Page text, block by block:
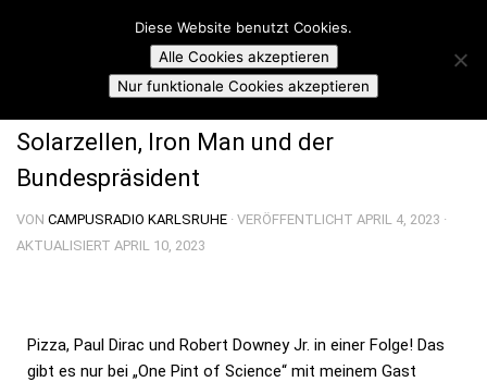
Skip to content
Campusradio Karlsruhe
ONE PINT OF SCIENCE
Solarzellen, Iron Man und der
Bundespräsident
VON CAMPUSRADIO KARLSRUHE · VERÖFFENTLICHT APRIL 4, 2023 ·
AKTUALISIERT APRIL 10, 2023
Pizza, Paul Dirac und Robert Downey Jr. in einer Folge! Das
gibt es nur bei „One Pint of Science“ mit meinem Gast
Diese Website benutzt Cookies.
Alle Cookies akzeptieren
Nur funktionale Cookies akzeptieren